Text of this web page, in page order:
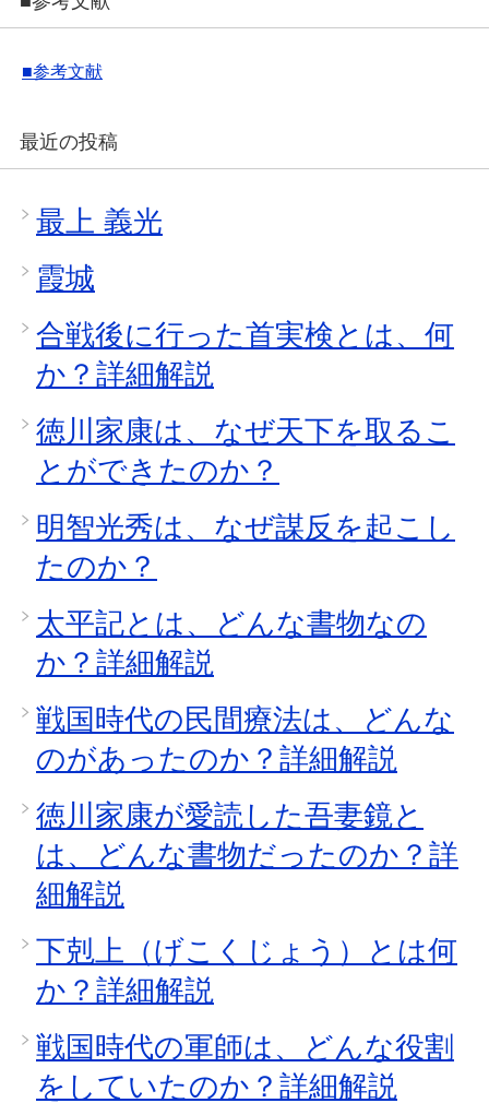
■参考文献
最近の投稿
最上 義光
霞城
合戦後に行った首実検とは、何
か？詳細解説
徳川家康は、なぜ天下を取るこ
とができたのか？
明智光秀は、なぜ謀反を起こし
たのか？
太平記とは、どんな書物なの
か？詳細解説
戦国時代の民間療法は、どんな
のがあったのか？詳細解説
徳川家康が愛読した吾妻鏡と
は、どんな書物だったのか？詳
細解説
下剋上（げこくじょう）とは何
か？詳細解説
戦国時代の軍師は、どんな役割
をしていたのか？詳細解説